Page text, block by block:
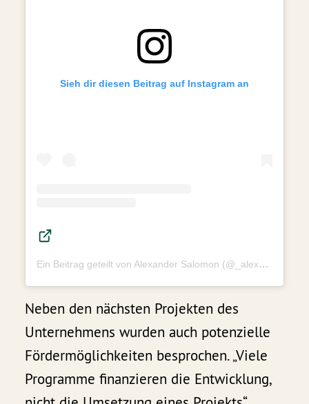
Sieh dir diesen Beitrag auf Instagram an
Ein Beitrag geteilt von Alexander Salomon (@_alex_salomon_)
Neben den nächsten Projekten des
Unternehmens wurden auch potenzielle
Fördermöglichkeiten besprochen. „Viele
Programme finanzieren die Entwicklung,